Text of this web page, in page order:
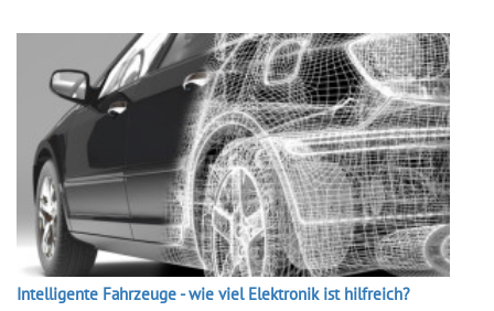
Intelligente Fahrzeuge - wie viel Elektronik ist hilfreich?